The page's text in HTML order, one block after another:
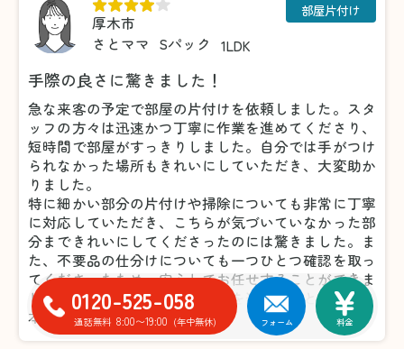
厚木市
さとママ Sパック 1LDK
部屋片付け
手際の良さに驚きました！
急な来客の予定で部屋の片付けを依頼しました。スタ
ッフの方々は迅速かつ丁寧に作業を進めてくださり、
短時間で部屋がすっきりしました。自分では手がつけ
られなかった場所もきれいにしていただき、大変助か
りました。
特に細かい部分の片付けや掃除についても非常に丁寧
に対応していただき、こちらが気づいていなかった部
分まできれいにしてくださったのには驚きました。ま
た、不要品の仕分けについても一つひとつ確認を取っ
てくださったため、安心してお任せすることができま
した。おかげで気持ちよく来客を迎えることができ、
本当に感謝しています。
0120-525-058
通話無料 8:00〜19:00 (年中無休) フォーム 料金